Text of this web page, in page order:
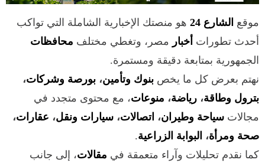
موقع الشارع 24
هو منصتك الإخبارية الشاملة التي تواكب
أحدث تطورات أخبار مصر، وتغطي مختلف محافظات
الجمهورية بمتابعة دقيقة ومستمرة.
نهتم بعرض كل ما يخص بنوك وتأمين، بورصة وشركات،
بترول وطاقة، رياضة، منوعات، مع محتوى متجدد في
مجالات سياحة وطيران، اتصالات، سيارات ونقل، عقارات،
صحة ومرأة، البوابة الزراعية.
كما نقدم تحليلات وآراء متعمقة في مقالات، إلى جانب